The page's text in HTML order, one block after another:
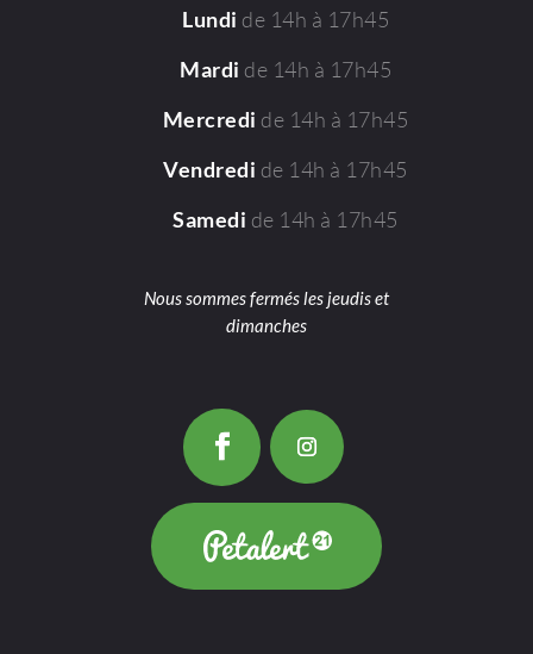
Lundi de 14h à 17h45
Mardi de 14h à 17h45
Mercredi de 14h à 17h45
Vendredi de 14h à 17h45
Samedi de 14h à 17h45
Nous sommes fermés les jeudis et
dimanches